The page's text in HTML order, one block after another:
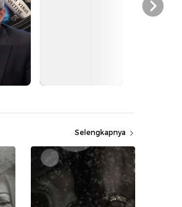
Next
Selengkapnya